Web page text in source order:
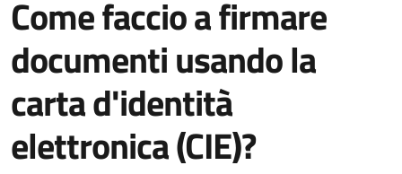
Come faccio a firmare
documenti usando la
carta d'identità
elettronica (CIE)?